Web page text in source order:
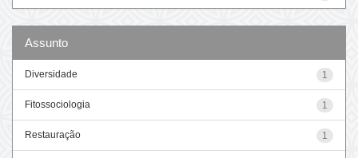
Assunto
1
Diversidade
1
Fitossociologia
1
Restauração